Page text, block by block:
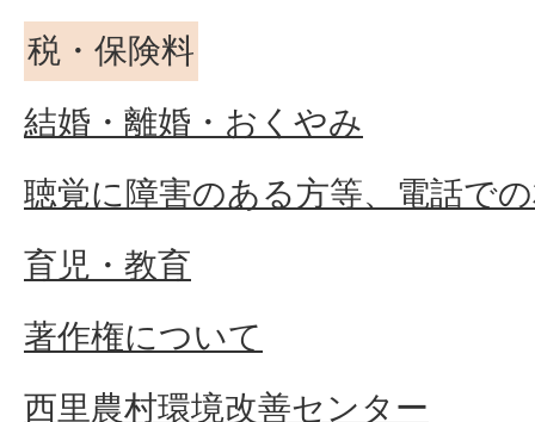
税・保険料
結婚・離婚・おくやみ
聴覚に障害のある方等、電話で
育児・教育
著作権について
西里農村環境改善センター